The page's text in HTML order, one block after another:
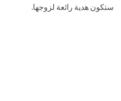
ستكون هدية رائعة لزوجها.